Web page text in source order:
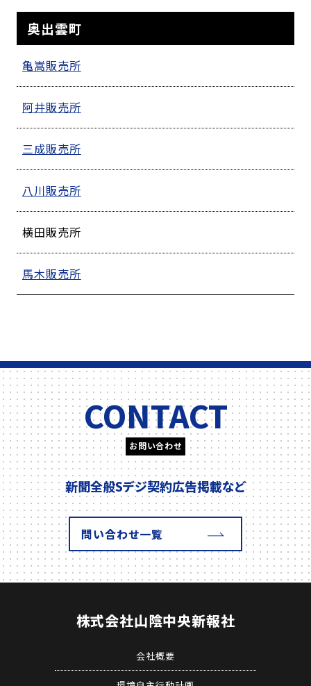
奥出雲町
亀嵩販売所
阿井販売所
三成販売所
八川販売所
横田販売所
馬木販売所
CONTACT
お問い合わせ
新聞全般Sデジ契約広告掲載など
問い合わせ一覧
株式会社山陰中央新報社
会社概要